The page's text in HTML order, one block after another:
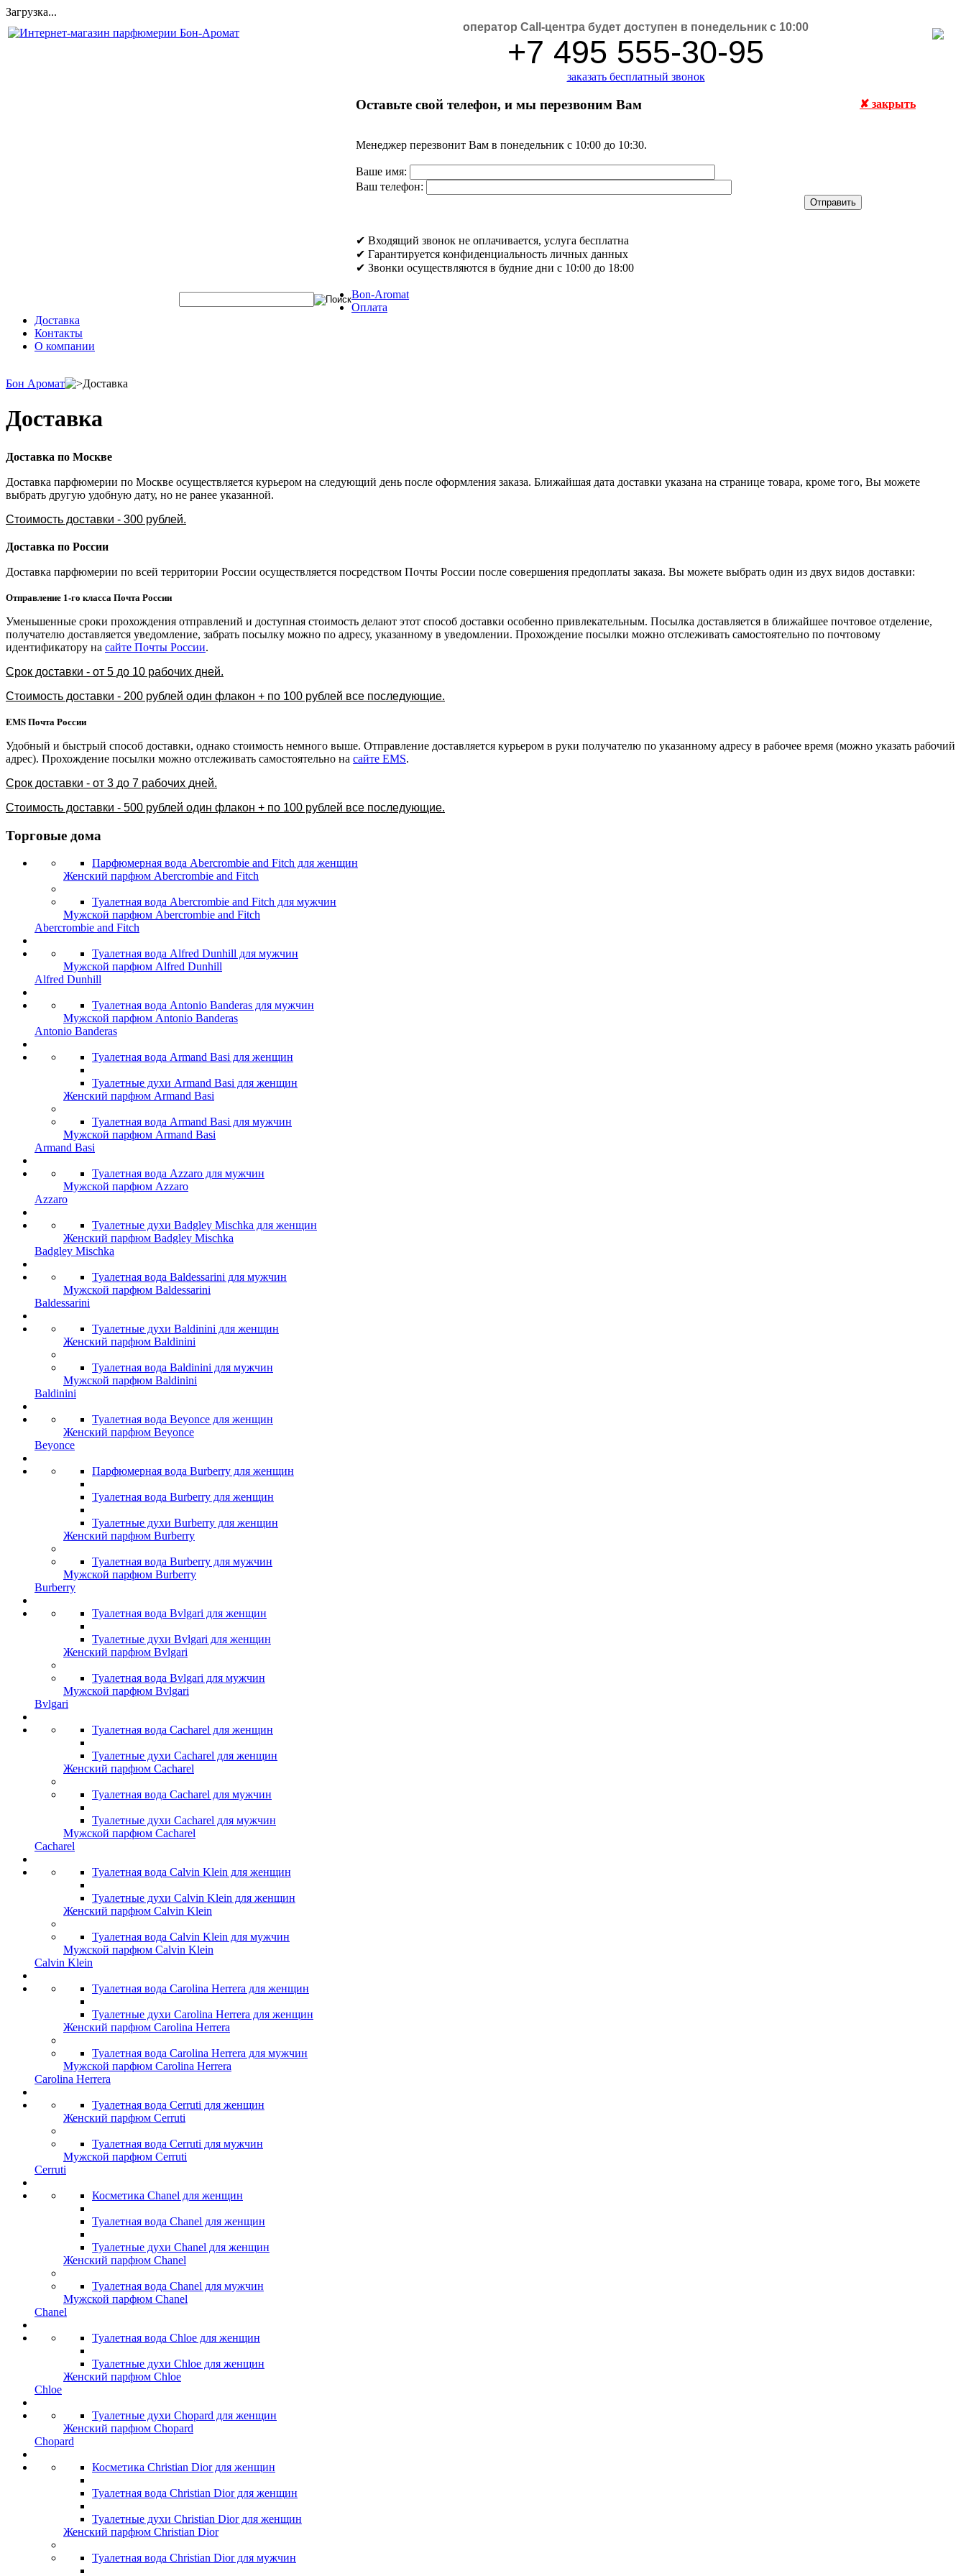
Загрузка...
оператор Call-центра будет доступен в понедельник с 10:00
+7 495 555-30-95
заказать бесплатный звонок
✘ закрыть
Оставьте свой телефон, и мы перезвоним Вам
Менеджер перезвонит Вам в понедельник с 10:00 до 10:30.
Ваше имя:
Ваш телефон:
✔ Входящий звонок не оплачивается, услуга бесплатна
✔ Гарантируется конфиденциальность личных данных
✔ Звонки осуществляются в будние дни с 10:00 до 18:00
Bon-Aromat
Оплата
Доставка
Контакты
О компании
Бон Аромат Доставка
Доставка
Доставка по Москве
Доставка парфюмерии по Москве осуществляется курьером на следующий день после оформления заказа. Ближайшая дата доставки указана на странице товара, кроме того, Вы можете
выбрать другую удобную дату, но не ранее указанной.
Стоимость доставки - 300 рублей.
Доставка по России
Доставка парфюмерии по всей территории России осуществляется посредством Почты России после совершения предоплаты заказа. Вы можете выбрать один из двух видов доставки:
Отправление 1-го класса Почта России
Уменьшенные сроки прохождения отправлений и доступная стоимость делают этот способ доставки особенно привлекательным. Посылка доставляется в ближайшее почтовое отделение,
получателю доставляется уведомление, забрать посылку можно по адресу, указанному в уведомлении. Прохождение посылки можно отслеживать самостоятельно по почтовому
идентификатору на сайте Почты России.
Срок доставки - от 5 до 10 рабочих дней.
Стоимость доставки - 200 рублей один флакон + по 100 рублей все последующие.
EMS Почта России
Удобный и быстрый способ доставки, однако стоимость немного выше. Отправление доставляется курьером в руки получателю по указанному адресу в рабочее время (можно указать рабочий
адрес). Прохождение посылки можно отслеживать самостоятельно на сайте EMS.
Срок доставки - от 3 до 7 рабочих дней.
Стоимость доставки - 500 рублей один флакон + по 100 рублей все последующие.
Торговые дома
Парфюмерная вода Abercrombie and Fitch для женщин
Женский парфюм Abercrombie and Fitch
Туалетная вода Abercrombie and Fitch для мужчин
Мужской парфюм Abercrombie and Fitch
Abercrombie and Fitch
Туалетная вода Alfred Dunhill для мужчин
Мужской парфюм Alfred Dunhill
Alfred Dunhill
Туалетная вода Antonio Banderas для мужчин
Мужской парфюм Antonio Banderas
Antonio Banderas
Туалетная вода Armand Basi для женщин
Туалетные духи Armand Basi для женщин
Женский парфюм Armand Basi
Туалетная вода Armand Basi для мужчин
Мужской парфюм Armand Basi
Armand Basi
Туалетная вода Azzaro для мужчин
Мужской парфюм Azzaro
Azzaro
Туалетные духи Badgley Mischka для женщин
Женский парфюм Badgley Mischka
Badgley Mischka
Туалетная вода Baldessarini для мужчин
Мужской парфюм Baldessarini
Baldessarini
Туалетные духи Baldinini для женщин
Женский парфюм Baldinini
Туалетная вода Baldinini для мужчин
Мужской парфюм Baldinini
Baldinini
Туалетная вода Beyonce для женщин
Женский парфюм Beyonce
Beyonce
Парфюмерная вода Burberry для женщин
Туалетная вода Burberry для женщин
Туалетные духи Burberry для женщин
Женский парфюм Burberry
Туалетная вода Burberry для мужчин
Мужской парфюм Burberry
Burberry
Туалетная вода Bvlgari для женщин
Туалетные духи Bvlgari для женщин
Женский парфюм Bvlgari
Туалетная вода Bvlgari для мужчин
Мужской парфюм Bvlgari
Bvlgari
Туалетная вода Cacharel для женщин
Туалетные духи Cacharel для женщин
Женский парфюм Cacharel
Туалетная вода Cacharel для мужчин
Туалетные духи Cacharel для мужчин
Мужской парфюм Cacharel
Cacharel
Туалетная вода Calvin Klein для женщин
Туалетные духи Calvin Klein для женщин
Женский парфюм Calvin Klein
Туалетная вода Calvin Klein для мужчин
Мужской парфюм Calvin Klein
Calvin Klein
Туалетная вода Carolina Herrera для женщин
Туалетные духи Carolina Herrera для женщин
Женский парфюм Carolina Herrera
Туалетная вода Carolina Herrera для мужчин
Мужской парфюм Carolina Herrera
Carolina Herrera
Туалетная вода Cerruti для женщин
Женский парфюм Cerruti
Туалетная вода Cerruti для мужчин
Мужской парфюм Cerruti
Cerruti
Косметика Chanel для женщин
Туалетная вода Chanel для женщин
Туалетные духи Chanel для женщин
Женский парфюм Chanel
Туалетная вода Chanel для мужчин
Мужской парфюм Chanel
Chanel
Туалетная вода Chloe для женщин
Туалетные духи Chloe для женщин
Женский парфюм Chloe
Chloe
Туалетные духи Chopard для женщин
Женский парфюм Chopard
Chopard
Косметика Christian Dior для женщин
Туалетная вода Christian Dior для женщин
Туалетные духи Christian Dior для женщин
Женский парфюм Christian Dior
Туалетная вода Christian Dior для мужчин